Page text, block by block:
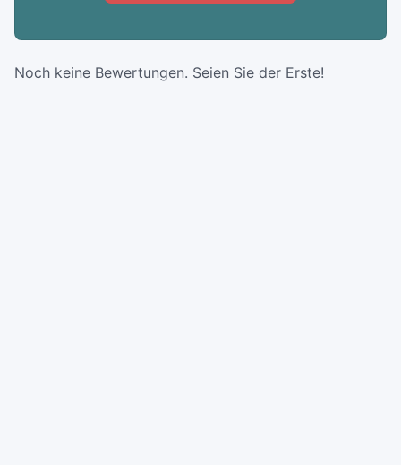
Noch keine Bewertungen. Seien Sie der Erste!